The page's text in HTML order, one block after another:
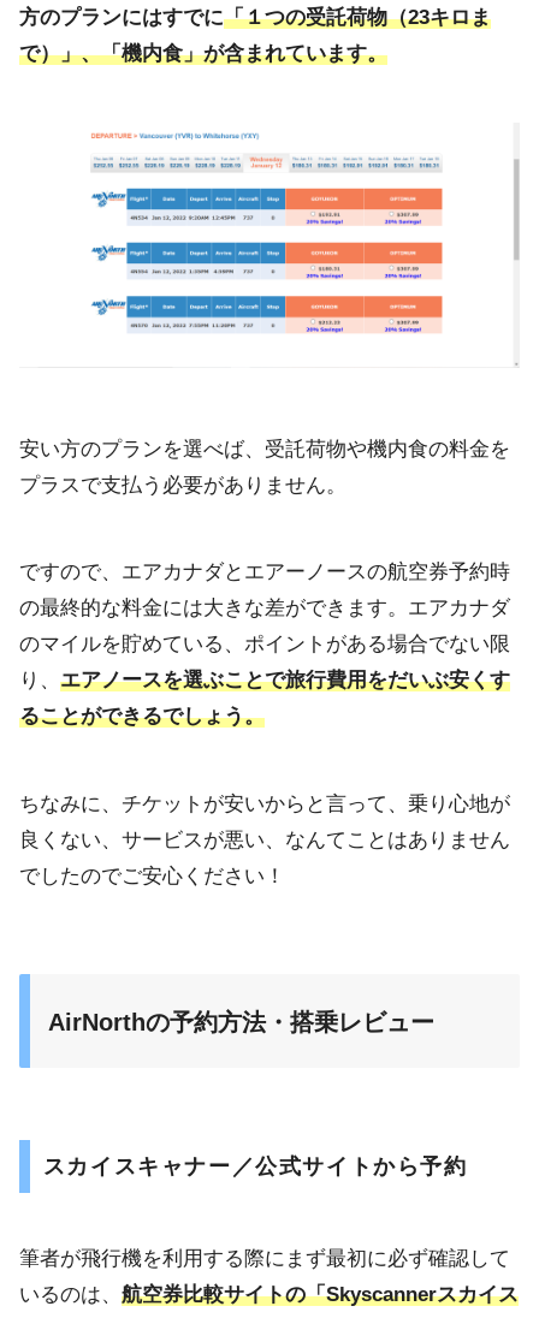
方のプランにはすでに「１つの受託荷物（23キロま
で）」、「機内食」が含まれています。
安い方のプランを選べば、受託荷物や機内食の料金を
プラスで支払う必要がありません。
ですので、エアカナダとエアーノースの航空券予約時
の最終的な料金には大きな差ができます。エアカナダ
のマイルを貯めている、ポイントがある場合でない限
り、 エアノースを選ぶことで旅行費用をだいぶ安くす
ることができるでしょう。
ちなみに、チケットが安いからと言って、乗り心地が
良くない、サービスが悪い、なんてことはありません
でしたのでご安心ください！
AirNorthの予約方法・搭乗レビュー
スカイスキャナー／公式サイトから予約
筆者が飛行機を利用する際にまず最初に必ず確認して
いるのは、 航空券比較サイトの「Skyscannerスカイス